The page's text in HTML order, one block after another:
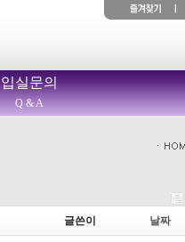
입실문의
Q & A
글쓴이 날짜